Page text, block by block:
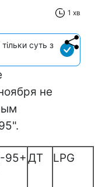
1 хв
суть з
не
95+ДТ LPG